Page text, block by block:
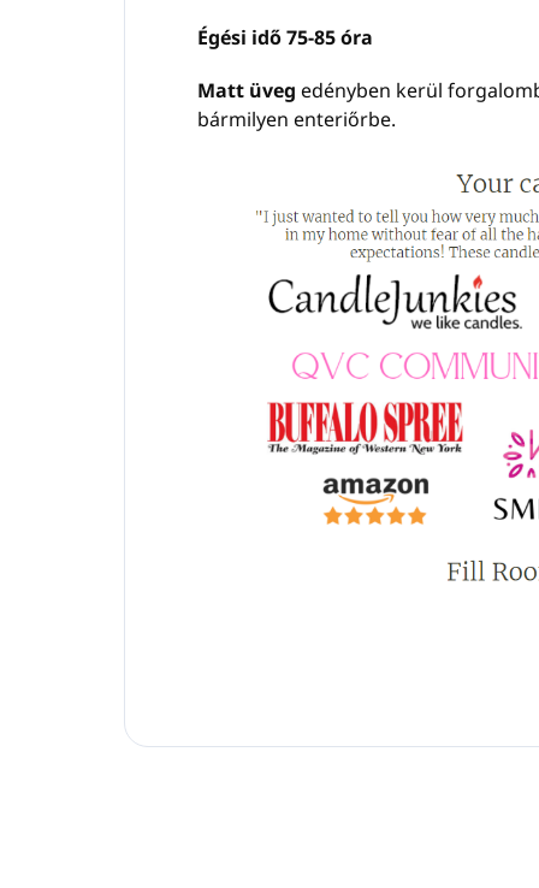
Égési idő 75-85 óra
Matt üveg edényben kerül
bármilyen enteriőrbe.